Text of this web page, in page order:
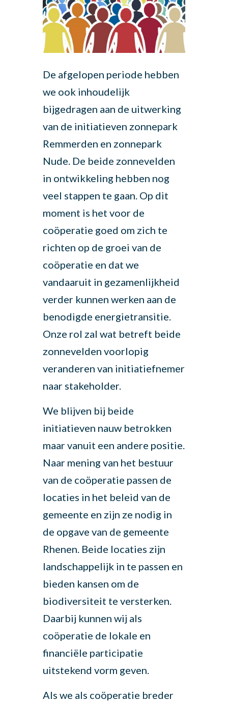
De afgelopen periode hebben
we ook inhoudelijk
bijgedragen aan de uitwerking
van de initiatieven zonnepark
Remmerden en zonnepark
Nude. De beide zonnevelden
in ontwikkeling hebben nog
veel stappen te gaan. Op dit
moment is het voor de
coöperatie goed om zich te
richten op de groei van de
coöperatie en dat we
vandaaruit in gezamenlijkheid
verder kunnen werken aan de
benodigde energietransitie.
Onze rol zal wat betreft beide
zonnevelden voorlopig
veranderen van initiatiefnemer
naar stakeholder.
We blijven bij beide
initiatieven nauw betrokken
maar vanuit een andere positie.
Naar mening van het bestuur
van de coöperatie passen de
locaties in het beleid van de
gemeente en zijn ze nodig in
de opgave van de gemeente
Rhenen. Beide locaties zijn
landschappelijk in te passen en
bieden kansen om de
biodiversiteit te versterken.
Daarbij kunnen wij als
coöperatie de lokale en
financiële participatie
uitstekend vorm geven.
Als we als coöperatie breder